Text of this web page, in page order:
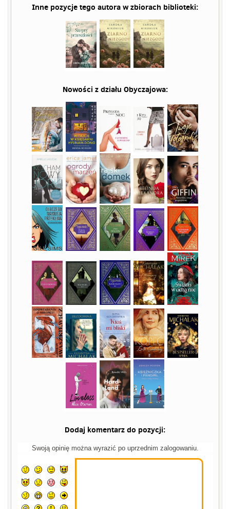
Inne pozycje tego autora w zbiorach biblioteki:
Nowości z działu Obyczajowa:
Dodaj komentarz do pozycji:
Swoją opinię można wyrazić po uprzednim zalogowaniu.